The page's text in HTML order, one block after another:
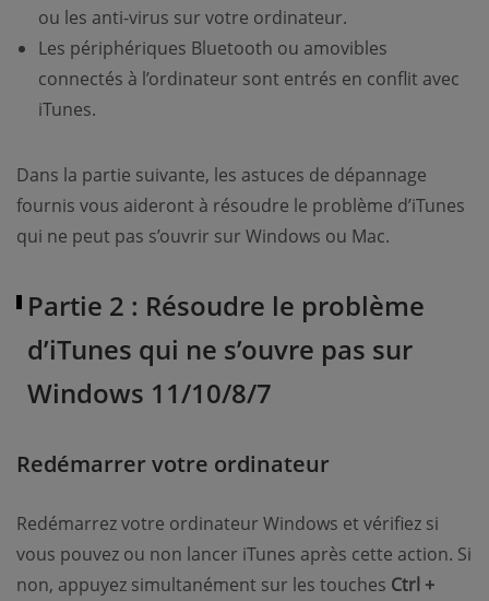
ou les anti-virus sur votre ordinateur.
Les périphériques Bluetooth ou amovibles
connectés à l’ordinateur sont entrés en conflit avec
iTunes.
Dans la partie suivante, les astuces de dépannage
fournis vous aideront à résoudre le problème d’iTunes
qui ne peut pas s’ouvrir sur Windows ou Mac.
Partie 2 : Résoudre le problème
d’iTunes qui ne s’ouvre pas sur
Windows 11/10/8/7
Redémarrer votre ordinateur
Redémarrez votre ordinateur Windows et vérifiez si
vous pouvez ou non lancer iTunes après cette action. Si
non, appuyez simultanément sur les touches Ctrl +